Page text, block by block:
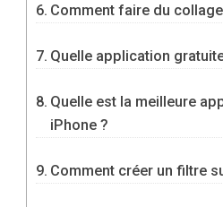
Comment faire du
Quelle application
Quelle est la meilleure
iPhone ?
Comment créer un filtre